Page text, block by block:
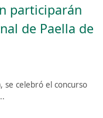
participarán
de Paella de
se celebró el concurso